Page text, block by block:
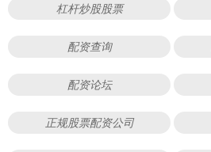
杠杆炒股股票
配资查询
配资论坛
正规股票配资公司